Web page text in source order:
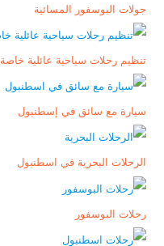
جولات البوسفور المسائية
تنظيم رحلات سياحية عائلية خاصة VIP
سيارة مع سائق في إسطنبول
الرحلات البحرية في اسطنبول
رحلات البوسفور